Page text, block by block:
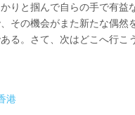
りと掴んで自らの手で有益
その機会がまた新たな偶然
る。さて、次はどこへ行こ
港